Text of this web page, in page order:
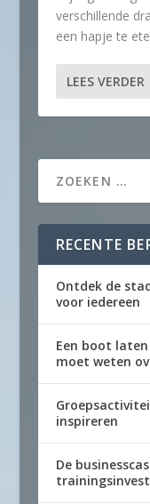
verschillende
een hapje te
LEES VERDER
RECENTE
Ontdek de
voor iedereen
Een boot
moet weten
inspireren
De